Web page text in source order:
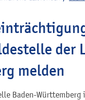
der
melden
Baden-